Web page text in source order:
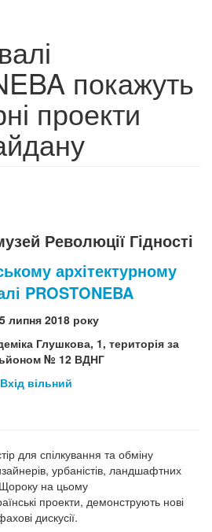
покажуть
проекти
Революції Гідності
архітектурному
PROSTONEBA
липня 2018 року
Глушкова, 1, територія за
№ 12 ВДНГ
Вхід вільний
для спілкування та обміну
урбаністів, ландшафтних
Щороку на цьому
проекти, демонструють нові
дискусії.